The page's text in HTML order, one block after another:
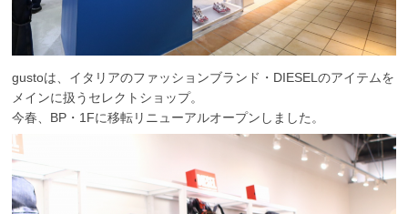
gustoは、イタリアのファッションブランド・DIESELのアイテムを
メインに扱うセレクトショップ。
今春、BP・1Fに移転リニューアルオープンしました。